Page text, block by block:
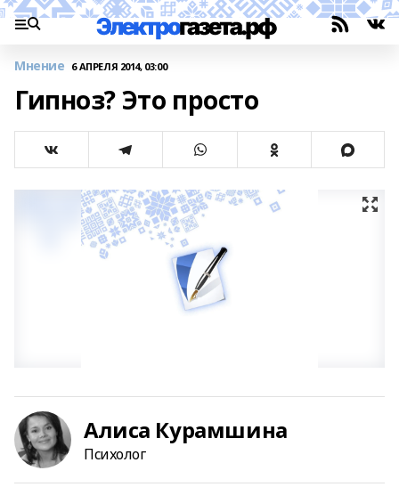
Мнение 6 АПРЕЛЯ 2014, 03:00
Гипноз? Это просто
Алиса Курамшина
Психолог